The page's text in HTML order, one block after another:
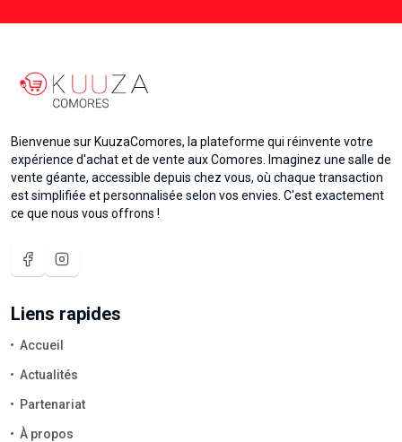
Bienvenue sur KuuzaComores, la plateforme qui réinvente votre
expérience d'achat et de vente aux Comores. Imaginez une salle de
vente géante, accessible depuis chez vous, où chaque transaction
est simplifiée et personnalisée selon vos envies. C'est exactement
ce que nous vous offrons !
Liens rapides
Accueil
Actualités
Partenariat
À propos